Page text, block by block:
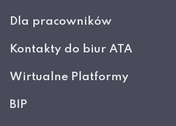
Dla pracowników
Kontakty do biur ATA
Wirtualne Platformy
BIP